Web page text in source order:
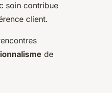
soin contribue
client.
de